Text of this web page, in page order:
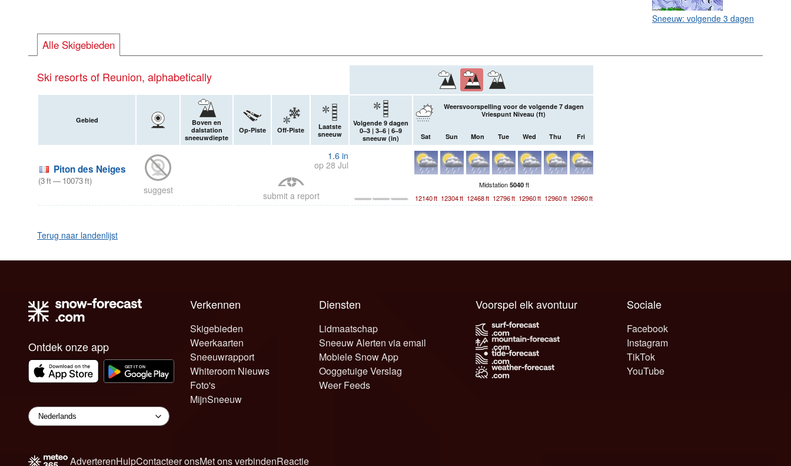
Sneeuw: volgende 3 dagen
Alle Skigebieden
Ski resorts of Reunion, alphabetically
Gebied
Boven en
dalstation
sneeuwdiepte
Op-Piste Off-Piste
Laatste
sneeuw
Volgende 9 dagen
0–3 | 3–6 | 6–9
sneeuw (in)
Weersvoorspelling voor de volgende 7 dagen
Vriespunt Niveau (ft)
Sat Sun Mon Tue Wed Thu Fri
Piton des Neiges
(3ft—10073ft)
suggest
1.6 in
op 28 Jul
submit a report
Midstation 5040 ft
12140ft 12304ft 12468ft 12796ft 12960ft 12960ft 12960ft
Terug naar landenlijst
Ontdek onze app
Verkennen
Skigebieden
Weerkaarten
Sneeuwrapport
Whiteroom Nieuws
Foto's
MijnSneeuw
Diensten
Lidmaatschap
Sneeuw Alerten via email
Mobiele Snow App
Ooggetuige Verslag
Weer Feeds
Sociale
Facebook
Instagram
TikTok
YouTube
Voorspel elk avontuur
AdverterenHulpContacteer onsMet ons verbindenReactie